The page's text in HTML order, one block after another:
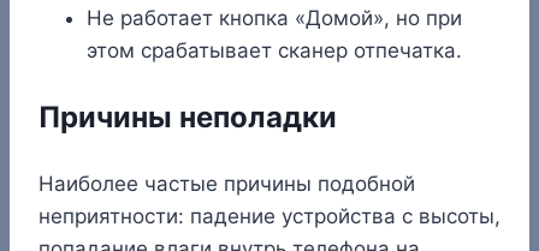
Не работает кнопка «Домой», но при
этом срабатывает сканер отпечатка.
Причины неполадки
Наиболее частые причины подобной
неприятности: падение устройства с высоты,